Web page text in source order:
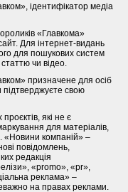
ідентифікатор медіа
«Главкома»
Для інтернет-видань
для пошукових систем
чи відео.
призначене для осіб
свою
які не є
для матеріалів,
«Новини компаній» –
повідомлень,
редакція
«promo», «pr»,
реклама» –
на правах реклами.